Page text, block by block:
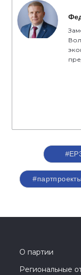
#партпроекты
О партии
Региональные